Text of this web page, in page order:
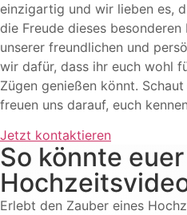
einzigartig und wir lieben es,
die Freude dieses
unserer freundlichen und
wir dafür, dass ihr euch wohl
Zügen genießen könnt.
freuen uns darauf, euch
Jetzt kontaktieren
So könnte euer
Erlebt den Zauber eines